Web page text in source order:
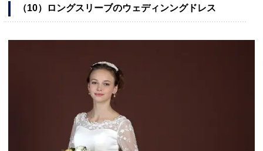
（10）ロングスリーブのウェディンングドレス